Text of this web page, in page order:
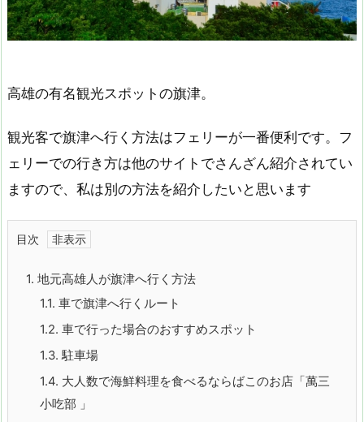
高雄の有名観光スポットの旗津。
観光客で旗津へ行く方法はフェリーが一番便利です。フ
ェリーでの行き方は他のサイトでさんざん紹介されてい
ますので、私は別の方法を紹介したいと思います
目次
1. 地元高雄人が旗津へ行く方法
1.1. 車で旗津へ行くルート
1.2. 車で行った場合のおすすめスポット
1.3. 駐車場
1.4. 大人数で海鮮料理を食べるならばこのお店「萬三
小吃部 」